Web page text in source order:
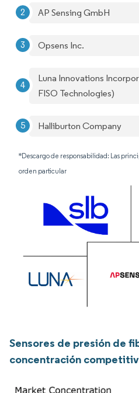
AP Sensing GmbH
Opsens Inc.
Luna Innovations
FISO Technologies)
Halliburton Company
*Descargo de responsabilidad: Las
orden particular
Sensores de presión de
concentración